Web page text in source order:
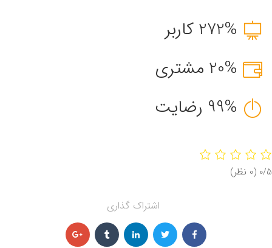
272% کاربر
20% مشتری
99% رضایت
‫0/5 ‫(0 نظر)
اشتراک گذاری